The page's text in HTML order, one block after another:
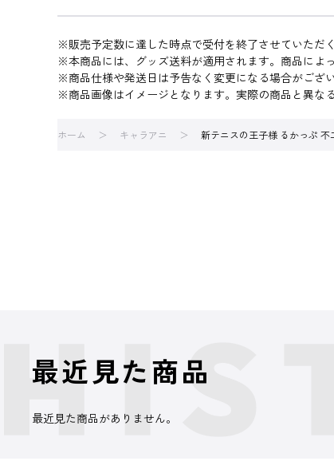
※販売予定数に達した時点で受付を終了させていただ
※本商品には、グッズ送料が適用されます。商品によ
※商品仕様や発送日は予告なく変更になる場合がござ
※商品画像はイメージとなります。実際の商品と異な
ホーム キャラアニ 新テニスの王子様 るかっぷ 不
最近見た商品
最近見た商品がありません。